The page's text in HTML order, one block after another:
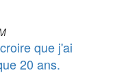
que j'ai
20 ans.